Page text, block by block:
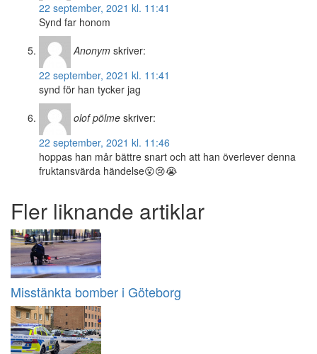
22 september, 2021 kl. 11:41
Synd far honom
Anonym skriver:
22 september, 2021 kl. 11:41
synd för han tycker jag
olof pölme skriver:
22 september, 2021 kl. 11:46
hoppas han mår bättre snart och att han överlever denna
fruktansvärda händelse😮😢😭
Fler liknande artiklar
Misstänkta bomber i Göteborg